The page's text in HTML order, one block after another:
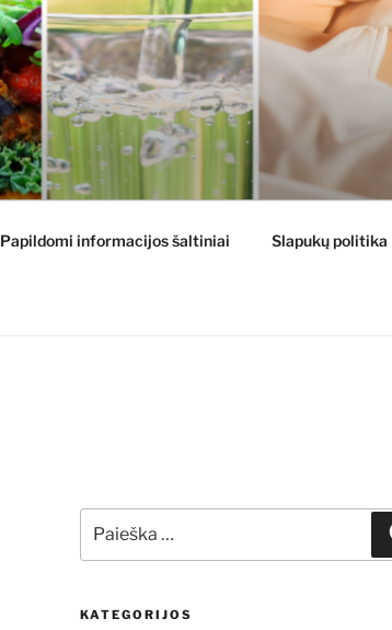
Papildomi informacijos šaltiniai Slapukų politika
KATEGORIJOS